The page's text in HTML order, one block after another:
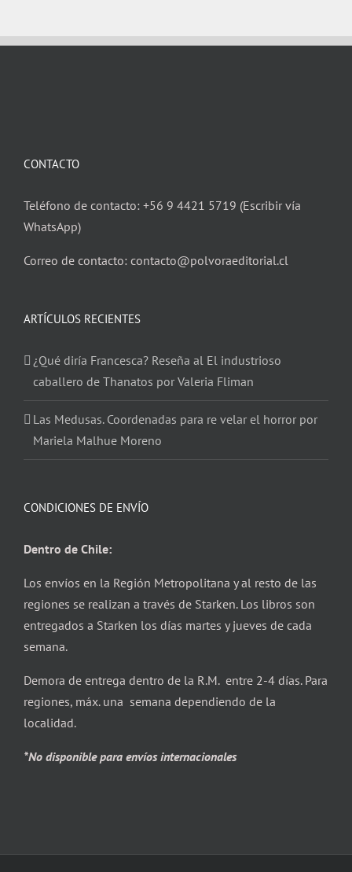
CONTACTO
Teléfono de contacto: +56 9 4421 5719 (Escribir vía
WhatsApp)
Correo de contacto: contacto@polvoraeditorial.cl
ARTÍCULOS RECIENTES
¿Qué diría Francesca? Reseña al El industrioso
caballero de Thanatos por Valeria Fliman
Las Medusas. Coordenadas para re velar el horror por
Mariela Malhue Moreno
CONDICIONES DE ENVÍO
Dentro de Chile:
Los envíos en la Región Metropolitana y al resto de las
regiones se realizan a través de Starken. Los libros son
entregados a Starken los días martes y jueves de cada
semana.
Demora de entrega dentro de la R.M. entre 2-4 días. Para
regiones, máx. una semana dependiendo de la
localidad.
*No disponible para envíos internacionales